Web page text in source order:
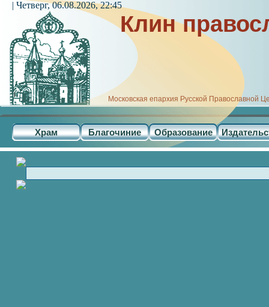
Клин
Московская епархия Русской Православной
Храм Благочиние Образование
| Четверг, 06.08.2026, 22:45